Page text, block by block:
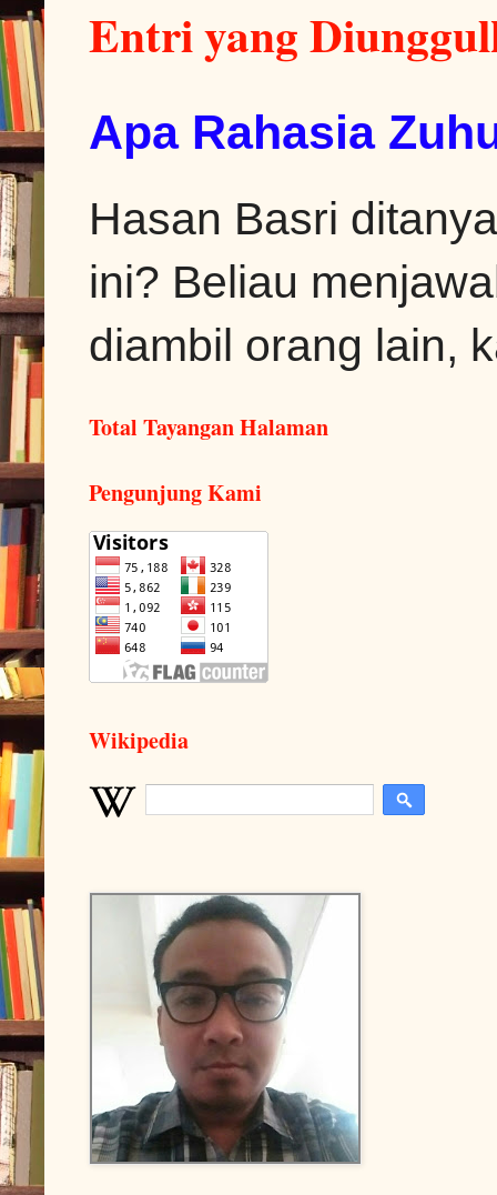
Entri yang
Apa Rahasia
Hasan Basri
ini? Beliau
diambil orang lain,
Total Tayangan Halaman
Pengunjung Kami
Wikipedia